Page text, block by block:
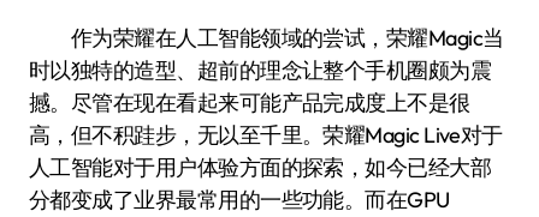
作为荣耀在人工智能领域的尝试，荣耀Magic当
时以独特的造型、超前的理念让整个手机圈颇为震
撼。尽管在现在看起来可能产品完成度上不是很
高，但不积跬步，无以至千里。荣耀Magic Live对于
人工智能对于用户体验方面的探索，如今已经大部
分都变成了业界最常用的一些功能。而在GPU